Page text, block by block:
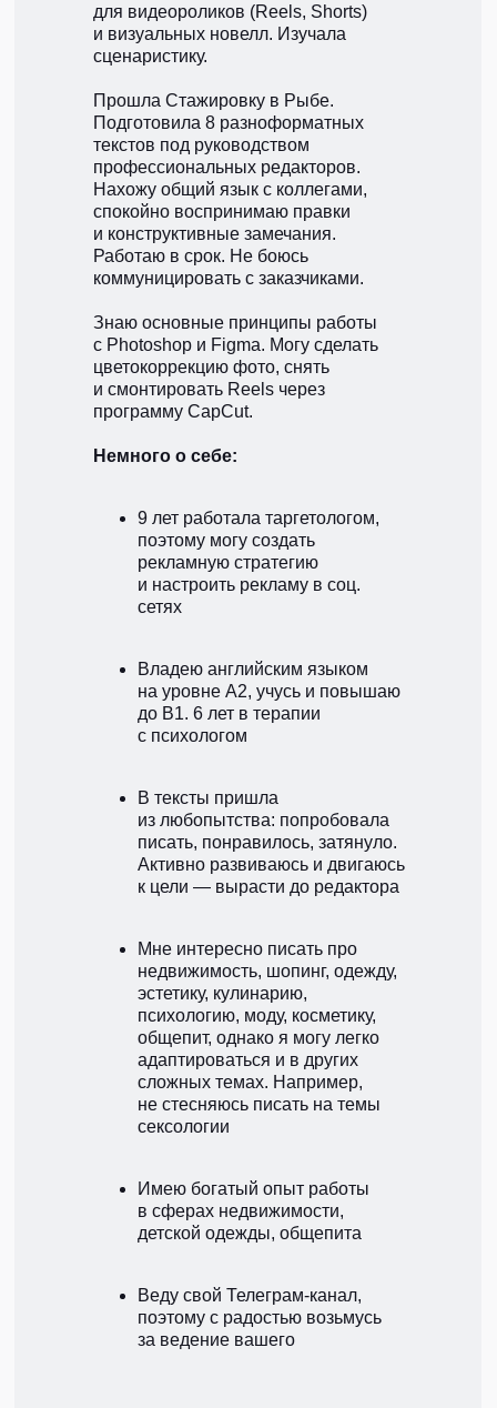
для видеороликов (Reels, Shorts)
и визуальных новелл. Изучала
сценаристику.
Прошла Стажировку в Рыбе.
Подготовила 8 разноформатных
текстов под руководством
профессиональных редакторов.
Нахожу общий язык с коллегами,
спокойно воспринимаю правки
и конструктивные замечания.
Работаю в срок. Не боюсь
коммуницировать с заказчиками.
Знаю основные принципы работы
с Photoshop и Figma. Могу сделать
цветокоррекцию фото, снять
и смонтировать Reels через
программу CapCut.
Немного о себе:
9 лет работала таргетологом,
поэтому могу создать
рекламную стратегию
и настроить рекламу в соц.
сетях
Владею английским языком
на уровне А2, учусь и повышаю
до В1. 6 лет в терапии
с психологом
В тексты пришла
из любопытства: попробовала
писать, понравилось, затянуло.
Активно развиваюсь и двигаюсь
к цели — вырасти до редактора
Мне интересно писать про
недвижимость, шопинг, одежду,
эстетику, кулинарию,
психологию, моду, косметику,
общепит, однако я могу легко
адаптироваться и в других
сложных темах. Например,
не стесняюсь писать на темы
сексологии
Имею богатый опыт работы
в сферах недвижимости,
детской одежды, общепита
Веду свой Телеграм-канал,
поэтому с радостью возьмусь
за ведение вашего